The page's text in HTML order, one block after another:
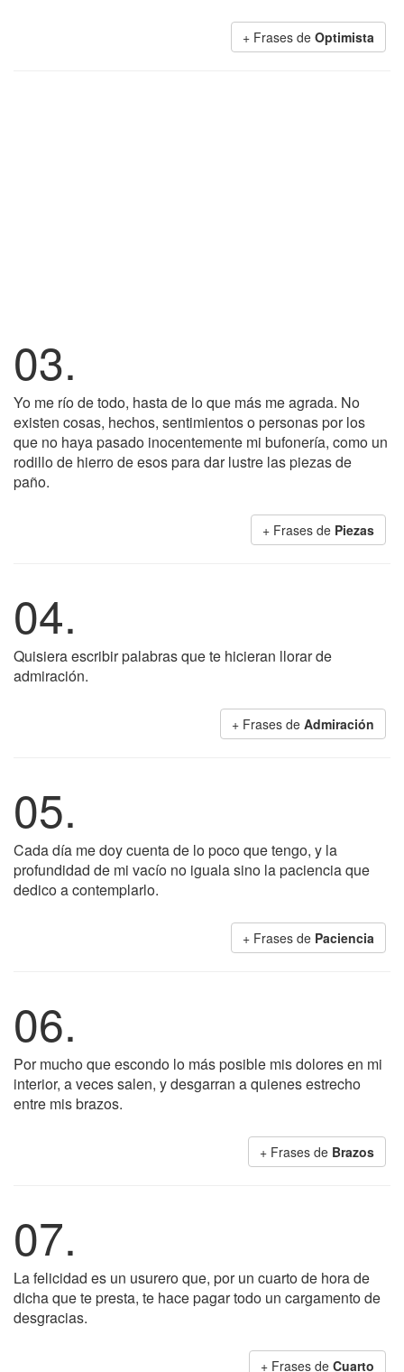
+ Frases de Optimista
03.
Yo me río de todo, hasta de lo que más me agrada. No
existen cosas, hechos, sentimientos o personas por los
que no haya pasado inocentemente mi bufonería, como un
rodillo de hierro de esos para dar lustre las piezas de
paño.
+ Frases de Piezas
04.
Quisiera escribir palabras que te hicieran llorar de
admiración.
+ Frases de Admiración
05.
Cada día me doy cuenta de lo poco que tengo, y la
profundidad de mi vacío no iguala sino la paciencia que
dedico a contemplarlo.
+ Frases de Paciencia
06.
Por mucho que escondo lo más posible mis dolores en mi
interior, a veces salen, y desgarran a quienes estrecho
entre mis brazos.
+ Frases de Brazos
07.
La felicidad es un usurero que, por un cuarto de hora de
dicha que te presta, te hace pagar todo un cargamento de
desgracias.
+ Frases de Cuarto